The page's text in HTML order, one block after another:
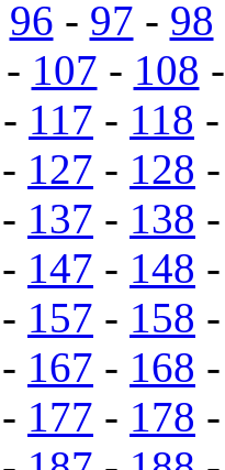
96 - 97 - 98
- 107 - 108 -
- 117 - 118 -
- 127 - 128 -
- 137 - 138 -
- 147 - 148 -
- 157 - 158 -
- 167 - 168 -
- 177 - 178 -